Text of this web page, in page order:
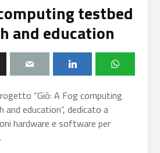
testbed
and education
“Giò: A Fog computing
education”, dedicato a
hardware e software per